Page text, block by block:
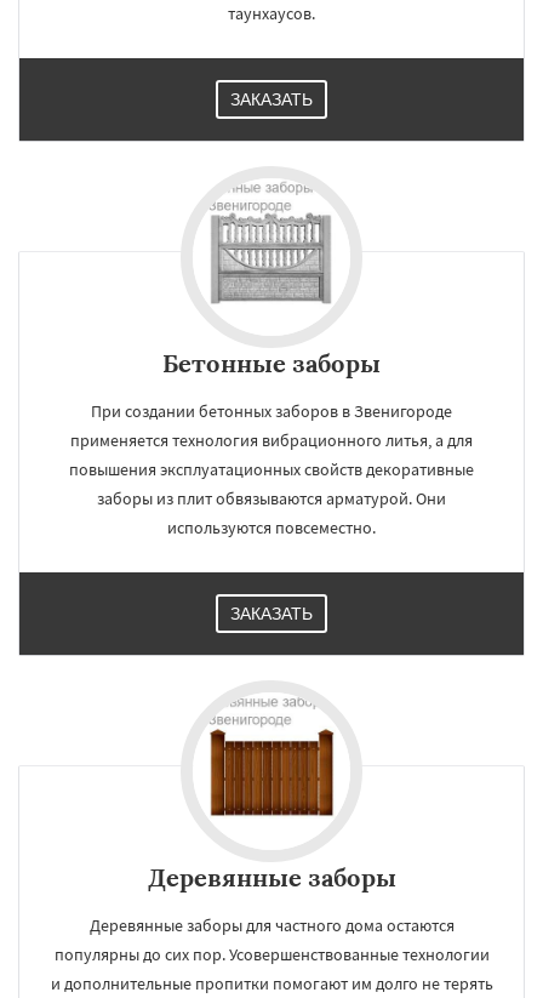
таунхаусов.
ЗАКАЗАТЬ
Бетонные заборы
При создании бетонных заборов в Звенигороде
применяется технология вибрационного литья, а для
повышения эксплуатационных свойств декоративные
заборы из плит обвязываются арматурой. Они
используются повсеместно.
ЗАКАЗАТЬ
Деревянные заборы
Деревянные заборы для частного дома остаются
популярны до сих пор. Усовершенствованные технологии
и дополнительные пропитки помогают им долго не терять